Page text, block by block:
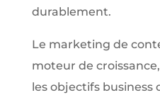
durablement.
Le marketing de
moteur de
les objectifs business